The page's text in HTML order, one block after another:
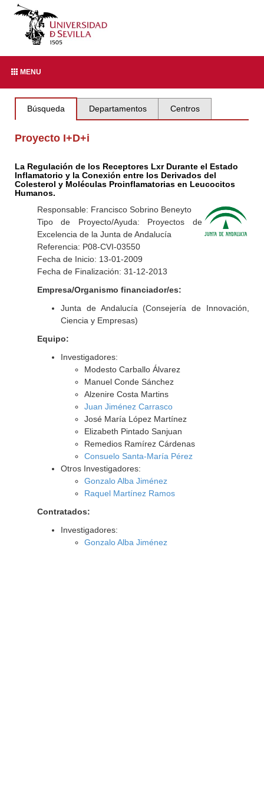
MENU
Búsqueda Departamentos Centros
Proyecto I+D+i
La Regulación de los Receptores Lxr Durante el Estado
Inflamatorio y la Conexión entre los Derivados del
Colesterol y Moléculas Proinflamatorias en Leucocitos
Humanos.
Responsable: Francisco Sobrino Beneyto
Tipo de Proyecto/Ayuda: Proyectos de
Excelencia de la Junta de Andalucía
Referencia: P08-CVI-03550
Fecha de Inicio: 13-01-2009
Fecha de Finalización: 31-12-2013
Empresa/Organismo financiador/es:
Junta de Andalucía (Consejería de Innovación,
Ciencia y Empresas)
Equipo:
Investigadores:
Modesto Carballo Álvarez
Manuel Conde Sánchez
Alzenire Costa Martins
Juan Jiménez Carrasco
José María López Martínez
Elizabeth Pintado Sanjuan
Remedios Ramírez Cárdenas
Consuelo Santa-María Pérez
Otros Investigadores:
Gonzalo Alba Jiménez
Raquel Martínez Ramos
Contratados:
Investigadores:
Gonzalo Alba Jiménez